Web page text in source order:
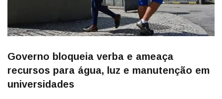
Governo bloqueia verba e ameaça
recursos para água, luz e manutenção em
universidades